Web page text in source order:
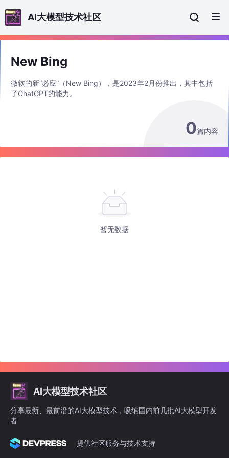
AI大模型技术社区
New Bing
微软的新“必应”（New Bing），是2023年2月份推出，其中包括
了ChatGPT的能力。
0篇内容
暂无数据
AI大模型技术社区
分享最新、最前沿的AI大模型技术，吸纳国内前几批AI大模型开发
者
提供社区服务与技术支持